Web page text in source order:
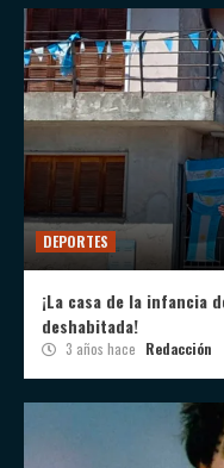
DEPORTES
¡La casa de la infancia
deshabitada!
3 años hace Redacción